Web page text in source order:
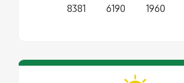
8381
6190
1960